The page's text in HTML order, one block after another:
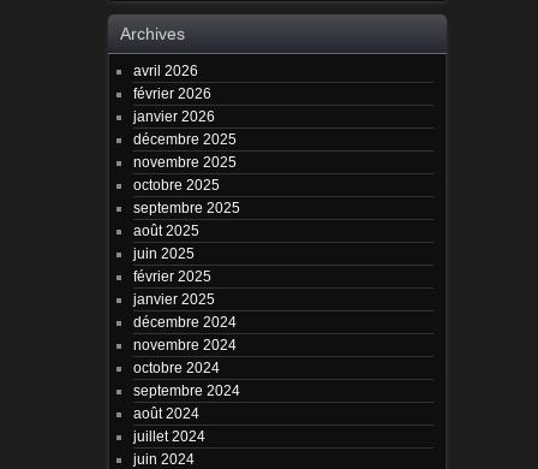
Archives
avril 2026
février 2026
janvier 2026
décembre 2025
novembre 2025
octobre 2025
septembre 2025
août 2025
juin 2025
février 2025
janvier 2025
décembre 2024
novembre 2024
octobre 2024
septembre 2024
août 2024
juillet 2024
juin 2024